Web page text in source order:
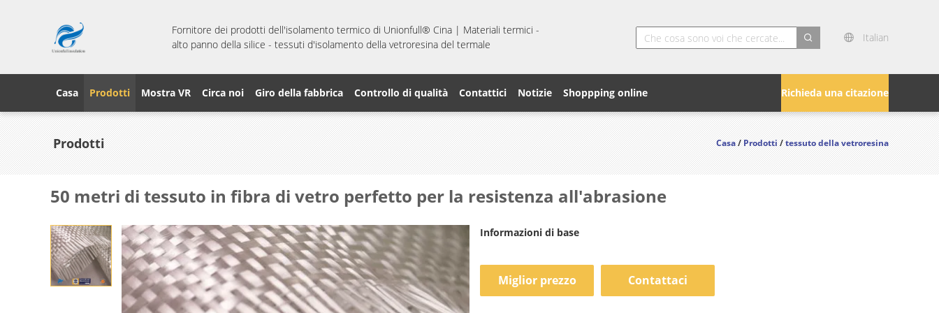
Fornitore dei prodotti dell'isolamento termico di Unionfull® Cina | Materiali termici -
alto panno della silice - tessuti d'isolamento della vetroresina del termale
Italian
Richieda una citazione
Casa Prodotti Mostra VR Circa noi Giro della fabbrica Controllo di qualità Contattici Notizie Shoppping online
Prodotti Casa/Prodotti/tessuto della vetroresina
50 metri di tessuto in fibra di vetro perfetto per la resistenza all'abrasione
Informazioni di base
Miglior prezzo Contattaci